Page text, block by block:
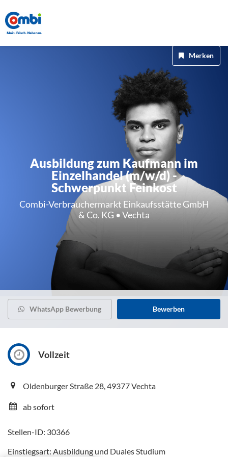
Ausbildung zum Kaufmann im
Einzelhandel (m/w/d) -
Schwerpunkt Feinkost
Combi-Verbrauchermarkt Einkaufsstätte GmbH
& Co. KG • Vechta
Merken
WhatsApp Bewerbung Bewerben
Vollzeit
Oldenburger Straße 28, 49377 Vechta
ab sofort
Stellen-ID: 30366
Einstiegsart: Ausbildung und Duales Studium